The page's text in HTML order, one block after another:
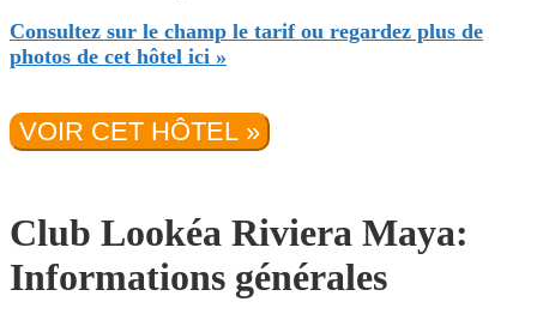
Consultez sur le champ le tarif ou regardez plus de
photos de cet hôtel ici »
VOIR CET HÔTEL »
Club Lookéa Riviera Maya:
Informations générales